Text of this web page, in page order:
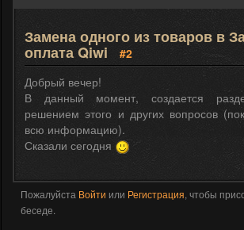
Замена одного из товаров в
оплата Qiwi
#2
Добрый вечер!
В данный момент, создается
решением этого и других вопросов
всю информацию).
Сказали сегодня
Пожалуйста Войти или Регистрация, чтобы
беседе.